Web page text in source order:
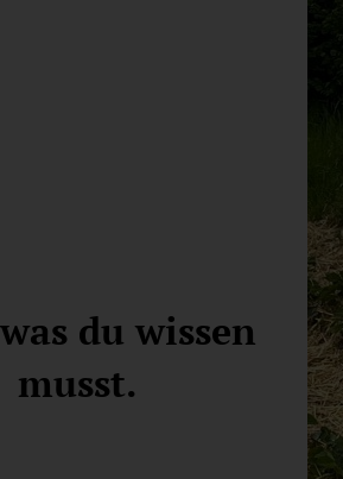
du wissen
musst.